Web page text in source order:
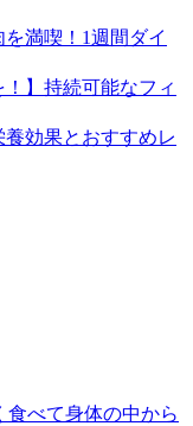
満喫！1週間ダイ
！】持続可能なフィ
養効果とおすすめレ
食べて身体の中から